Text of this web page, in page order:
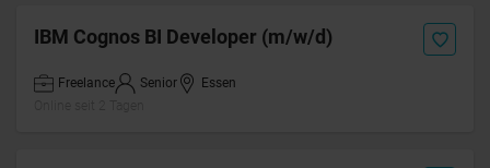
IBM Cognos BI Developer (m/w/d)
Freelance Senior
Essen